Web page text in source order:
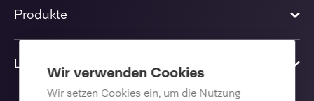
Wir verwenden Cookies
Wir setzen Cookies ein, um die Nutzung
Produkte
Lösungen